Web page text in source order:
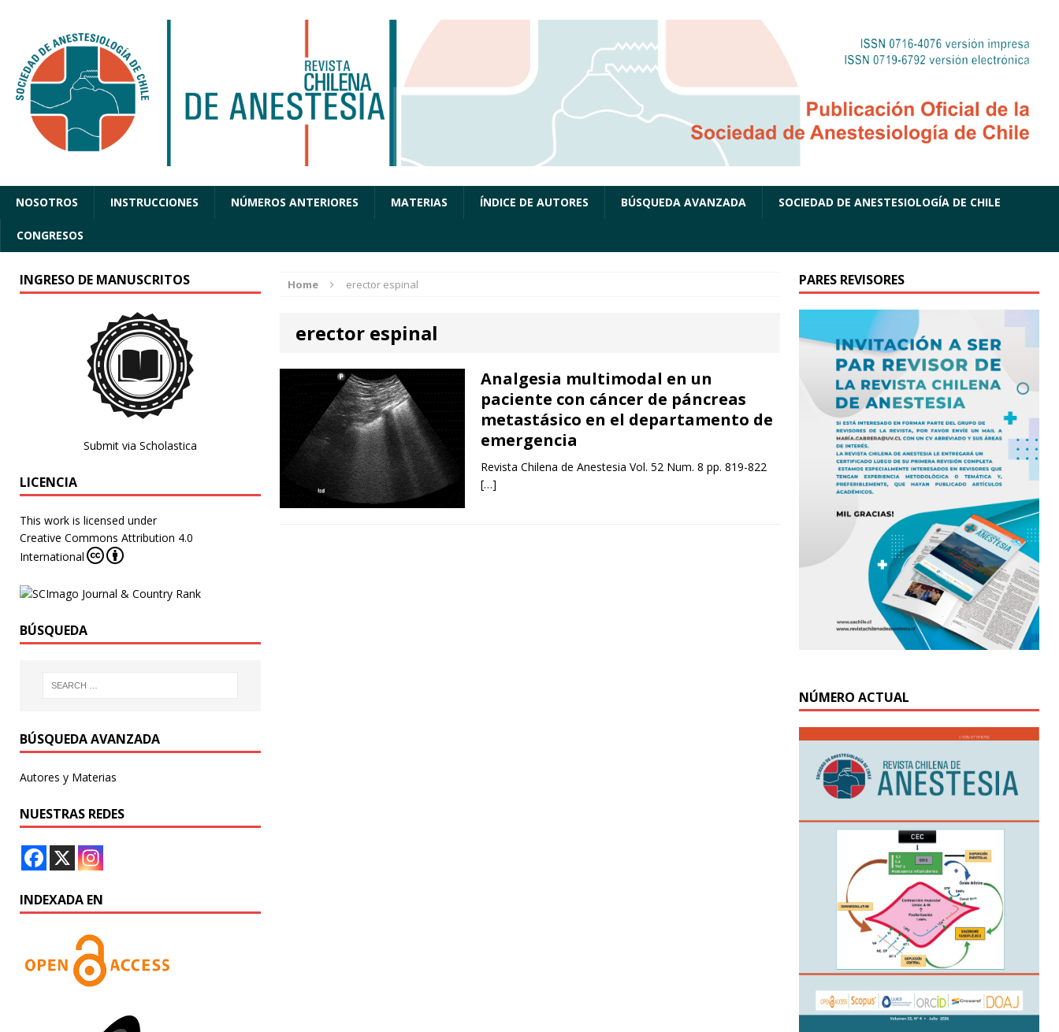
NOSOTROS INSTRUCCIONES NÚMEROS ANTERIORES MATERIAS ÍNDICE DE AUTORES BÚSQUEDA AVANZADA SOCIEDAD DE ANESTESIOLOGÍA DE CHILE
CONGRESOS
Home erector espinal
erector espinal
Analgesia multimodal en un
paciente con cáncer de páncreas
metastásico en el departamento de
emergencia
Revista Chilena de Anestesia Vol. 52 Num. 8 pp. 819-822
[…]
INGRESO DE MANUSCRITOS
Submit via Scholastica
LICENCIA
This work is licensed under
Creative Commons Attribution 4.0
International
BÚSQUEDA
BÚSQUEDA AVANZADA
Autores y Materias
NUESTRAS REDES
INDEXADA EN
PARES REVISORES
NÚMERO ACTUAL